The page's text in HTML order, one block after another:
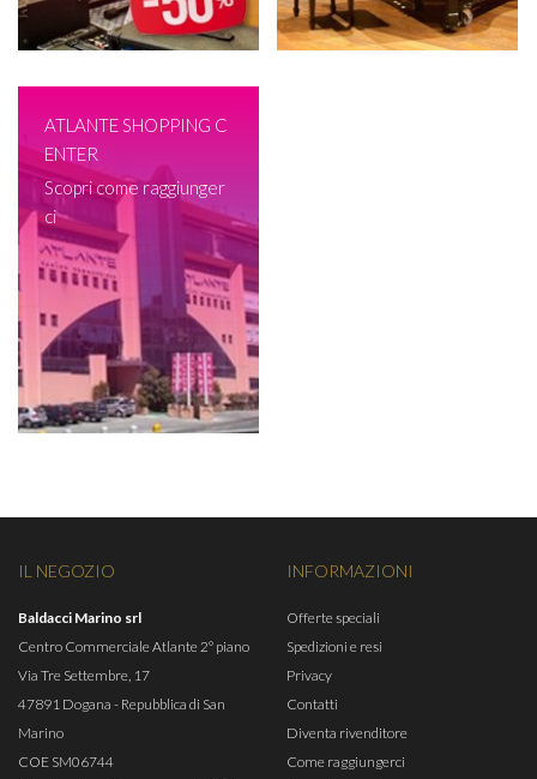
ATLANTE SHOPPING C
ENTER
Scopri come raggiunger
ci
IL NEGOZIO
Baldacci Marino srl
Centro Commerciale Atlante 2° piano
Via Tre Settembre, 17
47891 Dogana - Repubblica di San
Marino
COE SM06744
INFORMAZIONI
Offerte speciali
Spedizioni e resi
Privacy
Contatti
Diventa rivenditore
Come raggiungerci